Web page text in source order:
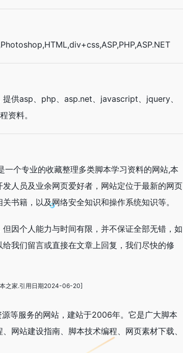
供asp、php、asp.net、javascript、jquery、
资料。
个专业的收藏整理多类脚本学习资料的网站,本
人员及业余网页爱好者，网站定位于最新的网页
书籍，以及网络安全知识和操作系统知识等。
因个人能力与时间有限，并不保证全部无错，如
我们留言或直接在文章上回复，我们尽快的修
之家.引用日期2024-06-20]
等服务的网站，建站于2006年。它是广大脚本
网站建设指南、脚本技术编程、网页素材下载、